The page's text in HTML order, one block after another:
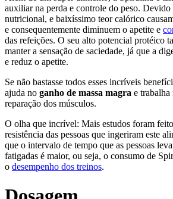
auxiliar na perda e controle do peso.
nutricional, e baixíssimo teor calórico
e consequentemente diminuem o apetite e
das refeições. O seu alto potencial protéico
manter a sensação de saciedade, já que a
e reduz o apetite.
Se não bastasse todos esses incríveis
ajuda no ganho de massa magra e trabalha
reparação dos músculos.
O olha que incrível: Mais estudos foram
resistência das pessoas que ingeriram este
que o intervalo de tempo que as pessoas
fatigadas é maior, ou seja, o consumo de
o desempenho dos treinos.